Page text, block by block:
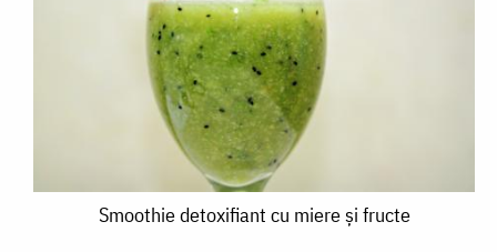
SmoothieSmoothie detoxifiant cu miere și fructe